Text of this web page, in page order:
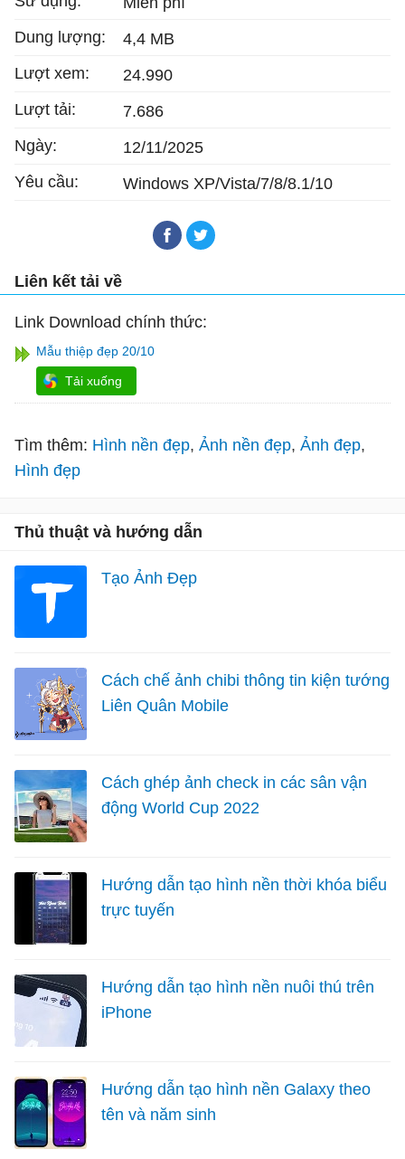
Dung lượng:
4,4 MB
Lượt xem:
24.990
Lượt tải:
7.686
Ngày:
12/11/2025
Yêu cầu:
Windows XP/Vista/7/8/8.1/10
Liên kết tải về
Link Download chính thức:
Mẫu thiệp đẹp 20/10
Tải xuống
Tìm thêm: Hình nền đẹp Ảnh nền đẹp Ảnh đẹp
Hình đẹp
Thủ thuật và hướng dẫn
Tạo Ảnh Đẹp
Cách chế ảnh chibi thông tin kiện tướng
Liên Quân Mobile
Cách ghép ảnh check in các sân vận
động World Cup 2022
Hướng dẫn tạo hình nền thời khóa biểu
trực tuyến
Hướng dẫn tạo hình nền nuôi thú trên
iPhone
Hướng dẫn tạo hình nền Galaxy theo
tên và năm sinh